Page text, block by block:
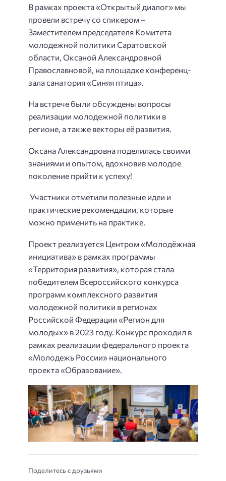
В рамках проекта «Открытый диалог» мы
провели встречу со спикером –
Заместителем председателя Комитета
молодежной политики Саратовской
области, Оксаной Александровной
Православновой, на площадке конференц-
зала санатория «Синяя птица».
На встрече были обсуждены вопросы
реализации молодежной политики в
регионе, а также векторы её развития.
Оксана Александровна поделилась своими
знаниями и опытом, вдохновив молодое
поколение прийти к успеху!
Участники отметили полезные идеи и
практические рекомендации, которые
можно применить на практике.
Проект реализуется Центром «Молодёжная
инициатива» в рамках программы
«Территория развития», которая стала
победителем Всероссийского конкурса
программ комплексного развития
молодежной политики в регионах
Российской Федерации «Регион для
молодых» в 2023 году. Конкурс проходил в
рамках реализации федерального проекта
«Молодежь России» национального
проекта «Образование».
Поделитесь с друзьями